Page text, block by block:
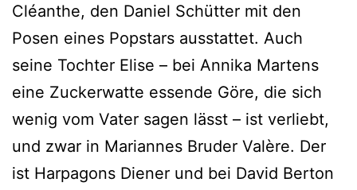
Cléanthe, den Daniel Schütter mit den
Posen eines Popstars ausstattet. Auch
seine Tochter Elise – bei Annika Martens
eine Zuckerwatte essende Göre, die sich
wenig vom Vater sagen lässt – ist verliebt,
und zwar in Mariannes Bruder Valère. Der
ist Harpagons Diener und bei David Berton